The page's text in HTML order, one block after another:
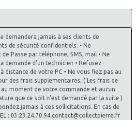
demandera jamais à ses clients de
de sécurité confidentiels. • Ne
Passe par téléphone, SMS, mail • Ne
demande d’un technicien • Refusez
distance de votre PC • Ne vous fiez pas au
des frais supplementaires, ( Les frais de
moment de votre commande et aucun
que ce soit n'est demandé par la suite )
jamais à ces sollicitations. En cas de
: 03.23.24.70.94 contact@collectpierre.fr